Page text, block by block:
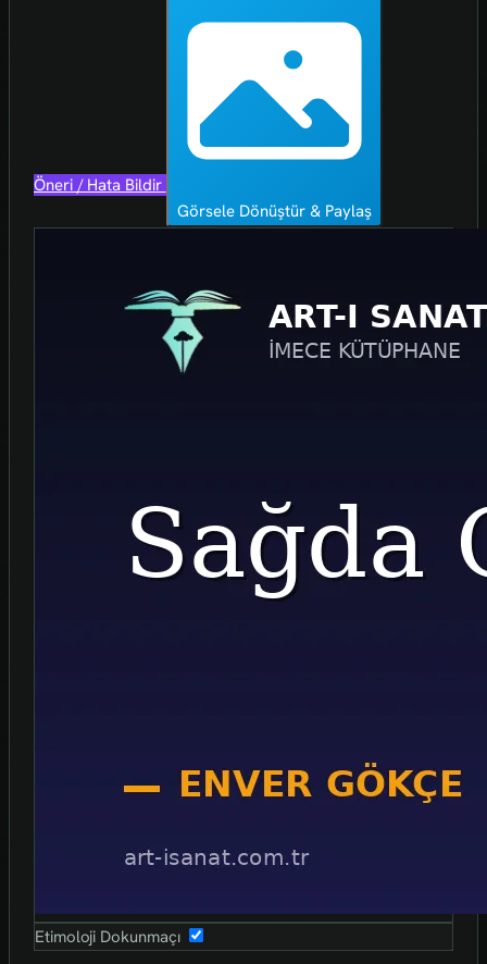
Öneri / Hata Bildir
Görsele Dönüştür & Paylaş
Etimoloji Dokunmaçı